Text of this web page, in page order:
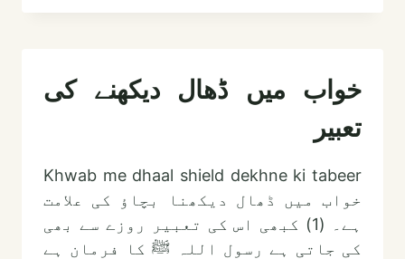
تعبیر
خواب میں ڈھال دیکھنے کی
تعبیر
Khwab me dhaal shield dekhne ki tabeer
خواب میں ڈھال دیکھنا بچاؤ کی علامت
ہے۔ (1) کبھی اس کی تعبیر روزے سے بھی
کی جاتی ہے رسول اللہ ﷺ کا فرمان ہے